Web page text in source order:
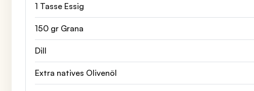
1 Tasse Essig
150 gr Grana
Dill
Extra natives Olivenöl